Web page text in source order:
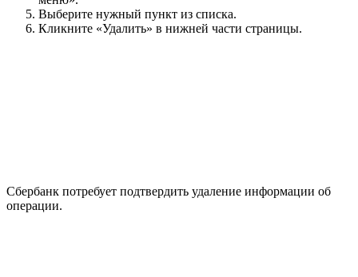
Выберите нужный пункт из списка.
Кликните «Удалить» в нижней части страницы.
Сбербанк потребует подтвердить удаление информации об
операции.